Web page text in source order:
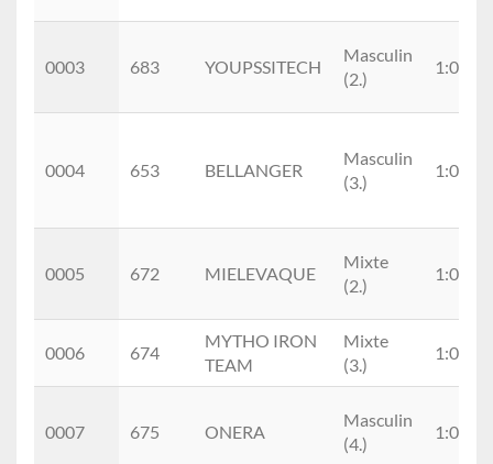
0003 683 YOUPSSITECH
Masculin
(2.)
1:04:53
0004 653 BELLANGER
Masculin
(3.)
1:04:56
0005 672 MIELEVAQUE
Mixte
(2.)
1:05:31
0006 674
MYTHO IRON
TEAM
Mixte
(3.)
1:06:56
0007 675 ONERA
Masculin
(4.)
1:07:04